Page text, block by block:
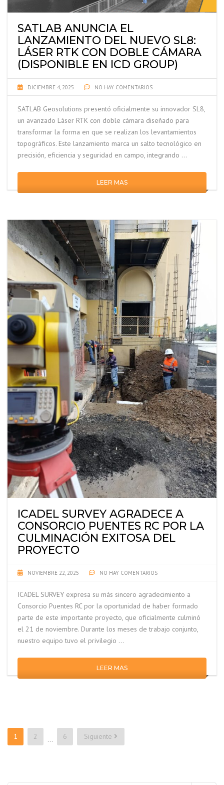
SATLAB ANUNCIA EL
LANZAMIENTO DEL NUEVO SL8:
LÁSER RTK CON DOBLE CÁMARA
(DISPONIBLE EN ICD GROUP)
DICIEMBRE 4, 2025 NO HAY COMENTARIOS
SATLAB Geosolutions presentó oficialmente su innovador SL8,
un avanzado Láser RTK con doble cámara diseñado para
transformar la forma en que se realizan los levantamientos
topográficos. Este lanzamiento marca un salto tecnológico en
precisión, eficiencia y seguridad en campo, integrando …
LEER MAS
ICADEL SURVEY AGRADECE A
CONSORCIO PUENTES RC POR LA
CULMINACIÓN EXITOSA DEL
PROYECTO
NOVIEMBRE 22, 2025 NO HAY COMENTARIOS
ICADEL SURVEY expresa su más sincero agradecimiento a
Consorcio Puentes RC por la oportunidad de haber formado
parte de este importante proyecto, que oficialmente culminó
el 21 de noviembre. Durante los meses de trabajo conjunto,
nuestro equipo tuvo el privilegio …
LEER MAS
Paginación
de
1 2 … 6 Siguiente